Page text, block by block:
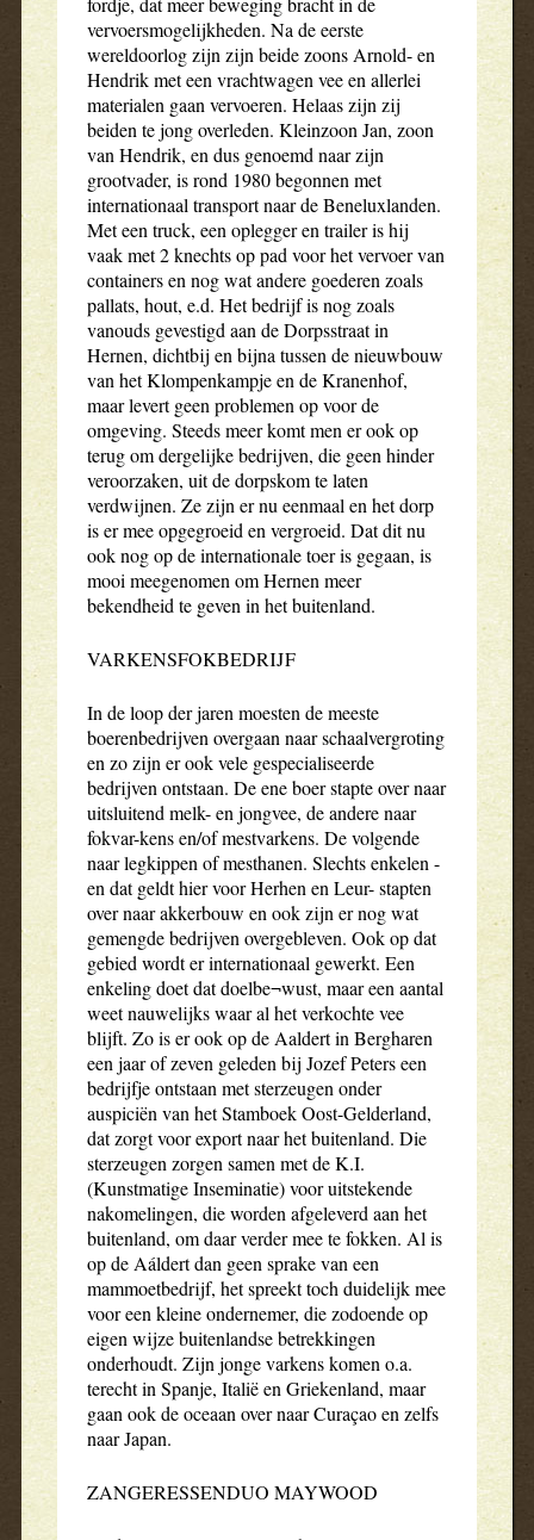
vervoersmogelijkheden. Na de eerste
wereldoorlog zijn zijn beide zoons Arnold- en
Hendrik met een vrachtwagen vee en allerlei
materialen gaan vervoeren. Helaas zijn zij
beiden te jong overleden. Kleinzoon Jan, zoon
van Hendrik, en dus genoemd naar zijn
grootvader, is rond 1980 begonnen met
internationaal transport naar de Beneluxlanden.
Met een truck, een oplegger en trailer is hij
vaak met 2 knechts op pad voor het vervoer van
containers en nog wat andere goederen zoals
pallats, hout, e.d. Het bedrijf is nog zoals
vanouds gevestigd aan de Dorpsstraat in
Hernen, dichtbij en bijna tussen de nieuwbouw
van het Klompenkampje en de Kranenhof,
maar levert geen problemen op voor de
omgeving. Steeds meer komt men er ook op
terug om dergelijke bedrijven, die geen hinder
veroorzaken, uit de dorpskom te laten
verdwijnen. Ze zijn er nu eenmaal en het dorp
is er mee opgegroeid en vergroeid. Dat dit nu
ook nog op de internationale toer is gegaan, is
mooi meegenomen om Hernen meer
bekendheid te geven in het buitenland.
VARKENSFOKBEDRIJF
In de loop der jaren moesten de meeste
boerenbedrijven overgaan naar schaalvergroting
en zo zijn er ook vele gespecialiseerde
bedrijven ontstaan. De ene boer stapte over naar
uitsluitend melk- en jongvee, de andere naar
fokvar-kens en/of mestvarkens. De volgende
naar legkippen of mesthanen. Slechts enkelen -
en dat geldt hier voor Herhen en Leur- stapten
over naar akkerbouw en ook zijn er nog wat
gemengde bedrijven overgebleven. Ook op dat
gebied wordt er internationaal gewerkt. Een
enkeling doet dat doelbe¬wust, maar een aantal
weet nauwelijks waar al het verkochte vee
blijft. Zo is er ook op de Aaldert in Bergharen
een jaar of zeven geleden bij Jozef Peters een
bedrijfje ontstaan met sterzeugen onder
auspiciën van het Stamboek Oost-Gelderland,
dat zorgt voor export naar het buitenland. Die
sterzeugen zorgen samen met de K.I.
(Kunstmatige Inseminatie) voor uitstekende
nakomelingen, die worden afgeleverd aan het
buitenland, om daar verder mee te fokken. Al is
op de Aáldert dan geen sprake van een
mammoetbedrijf, het spreekt toch duidelijk mee
voor een kleine ondernemer, die zodoende op
eigen wijze buitenlandse betrekkingen
onderhoudt. Zijn jonge varkens komen o.a.
terecht in Spanje, Italië en Griekenland, maar
gaan ook de oceaan over naar Curaçao en zelfs
naar Japan.
ZANGERESSENDUO MAYWOOD